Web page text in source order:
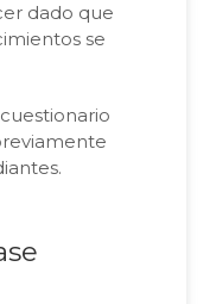
dado que
se